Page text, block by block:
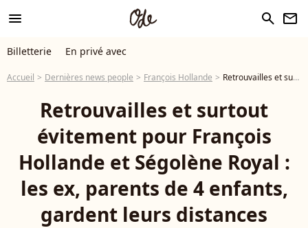
menu search newsletter
Billetterie En privé avec
Accueil Dernières news people François Hollande Retrouvailles et surtout évitement pour François Hollande et Ségolène Royal : les ex, parents de 4 enfants, gardent leurs distances
Retrouvailles et surtout
évitement pour François
Hollande et Ségolène Royal :
les ex, parents de 4 enfants,
gardent leurs distances